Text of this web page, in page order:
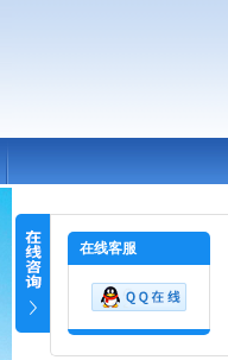
在线客服